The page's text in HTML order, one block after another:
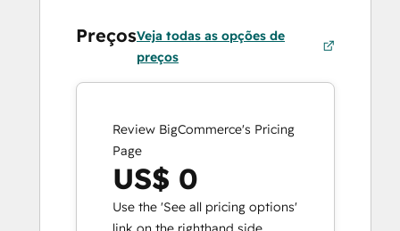
PreçosVeja todas as opções de
preços
Review BigCommerce's Pricing
Page
US$ 0
Use the 'See all pricing options'